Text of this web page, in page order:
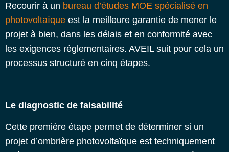
Recourir à un bureau d’études MOE spécialisé en
photovoltaïque est la meilleure garantie de mener le
projet à bien, dans les délais et en conformité avec
les exigences réglementaires. AVEIL suit pour cela un
processus structuré en cinq étapes.
Le diagnostic de faisabilité
Cette première étape permet de déterminer si un
projet d’ombrière photovoltaïque est techniquement